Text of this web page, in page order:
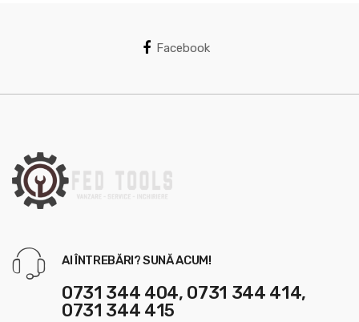
o
Facebook
AI ÎNTREBĂRI? SUNĂ ACUM!
0731 344 404, 0731 344 414,
0731 344 415